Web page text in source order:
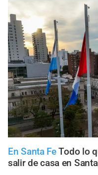
En Santa FeTodo lo
salir de casa en